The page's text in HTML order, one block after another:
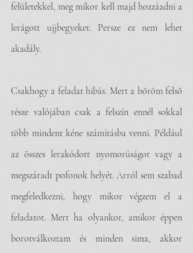
felületekkel, meg mikor kell majd hozzáadni a
lerágott ujjbegyeket. Persze ez nem lehet
akadály.
Csakhogy a feladat hibás. Mert a bőröm felső
része valójában csak a felszín ennél sokkal
több mindent kéne számításba venni. Például
az összes lerakódott nyomorúságot vagy a
megszáradt pofonok helyét. Arról sem szabad
megfeledkezni, hogy mikor végzem el a
feladatot. Mert ha olyankor, amikor éppen
borotválkoztam és minden sima, akkor